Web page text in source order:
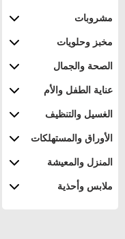
مشروبات
مخبز وحلويات
الصحة والجمال
عناية الطفل والأم
الغسيل والتنظيف
الأوراق والمستهلكات
المنزل والمعيشة
ملابس وأحذية